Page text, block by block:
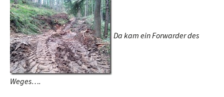
Da kam ein Forwarder des
Weges….